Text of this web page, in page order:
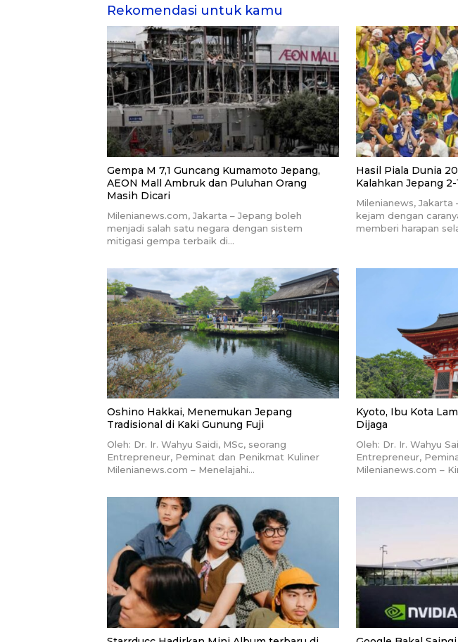
Rekomendasi untuk kamu
Gempa M 7,1 Guncang Kumamoto Jepang,
AEON Mall Ambruk dan Puluhan Orang
Masih Dicari
Milenianews.com, Jakarta – Jepang boleh
menjadi salah satu negara dengan sistem
mitigasi gempa terbaik di…
Hasil Piala Dunia
Kalahkan Jepang
Milenianews, Jakarta
kejam dengan
memberi harapan
Oshino Hakkai, Menemukan Jepang
Tradisional di Kaki Gunung Fuji
Oleh: Dr. Ir. Wahyu Saidi, MSc, seorang
Entrepreneur, Peminat dan Penikmat Kuliner
Milenianews.com – Menelajahi…
Kyoto, Ibu Kota
Dijaga
Oleh: Dr. Ir. Wahyu
Entrepreneur,
Milenianews.com –